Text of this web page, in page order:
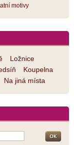
motivy
Ložnice
Koupelna
Na jiná místa